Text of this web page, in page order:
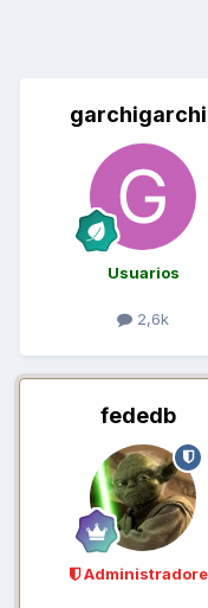
garchigarchi
Usuarios
2,6k
fededb